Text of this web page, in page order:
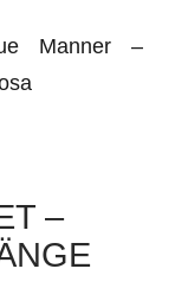
Manner –
–